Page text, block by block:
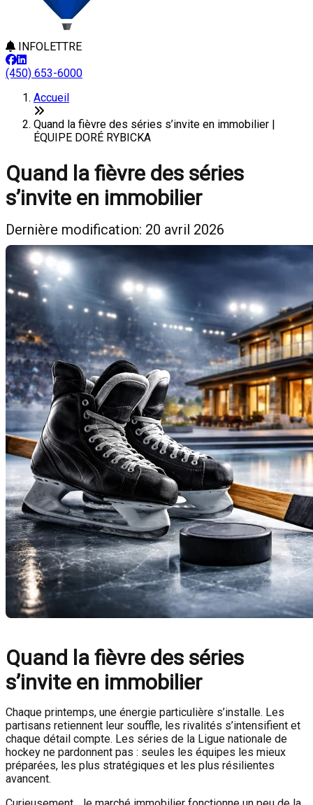
INFOLETTRE
(450) 653-6000
Accueil
Quand la fièvre des séries s’invite en immobilier |
ÉQUIPE DORÉ RYBICKA
Quand la fièvre des séries
s’invite en immobilier
Dernière modification: 20 avril 2026
Quand la fièvre des séries
s’invite en immobilier
Chaque printemps, une énergie particulière s’installe. Les
partisans retiennent leur souffle, les rivalités s’intensifient et
chaque détail compte. Les séries de la Ligue nationale de
hockey ne pardonnent pas : seules les équipes les mieux
préparées, les plus stratégiques et les plus résilientes
avancent.